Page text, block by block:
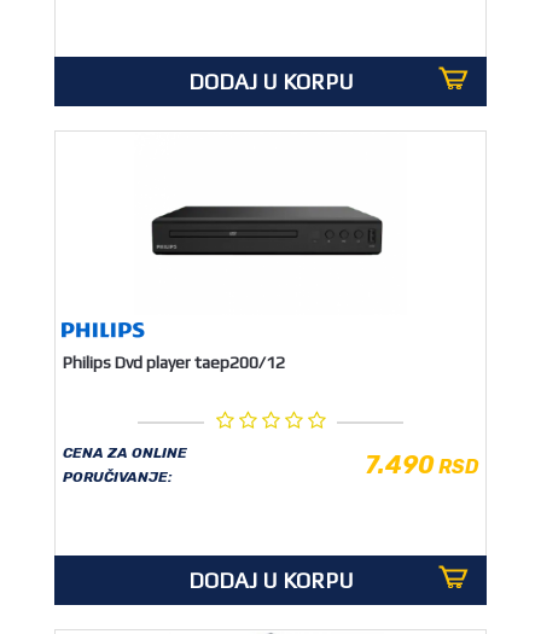
DODAJ U KORPU
Philips Dvd player taep200/12
CENA ZA ONLINE
PORUČIVANJE:
7.490RSD
DODAJ U KORPU